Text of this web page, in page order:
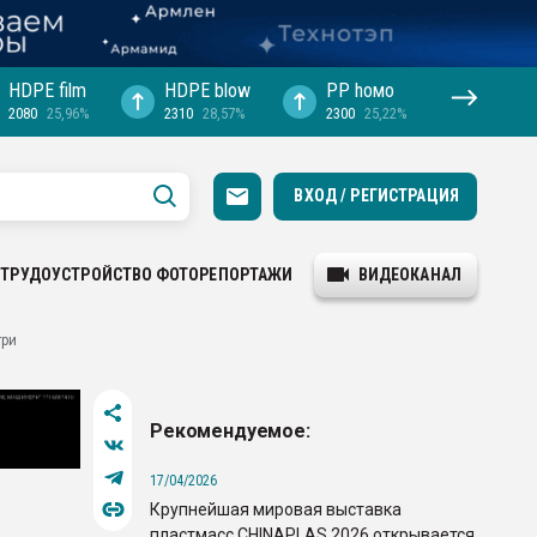
HDPE film
2080 25,96%
HDPE blow
2310 28,57%
PP hомо
2300 25,22%
ВХОД / РЕГИСТРАЦИЯ
ТРУДОУСТРОЙСТВО ФОТОРЕПОРТАЖИ ВИДЕОКАНАЛ
Рекомендуемое:
17/04/2026
Крупнейшая мировая выставка